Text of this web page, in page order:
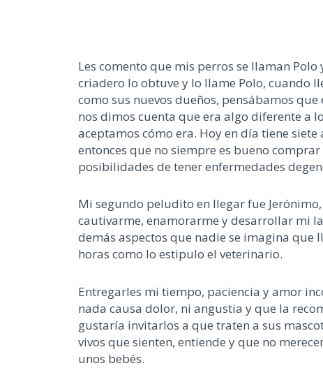
Les comento que mis perros se llaman
criadero lo obtuve y lo llame Polo, cuando
como sus nuevos dueños, pensábamos
nos dimos cuenta que era algo diferente a
aceptamos cómo era. Hoy en día tiene
entonces que no siempre es bueno
posibilidades de tener enfermedades
Mi segundo peludito en llegar fue
cautivarme, enamorarme y desarrollar mi
demás aspectos que nadie se imagina
horas como lo estipulo el veterinario.
Entregarles mi tiempo, paciencia y amor
nada causa dolor, ni angustia y que la
gustaría invitarlos a que traten a sus
vivos que sienten, entiende y que no
unos bebés.